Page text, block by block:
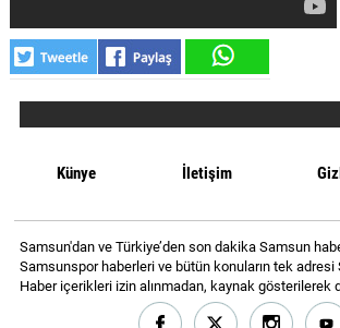
YAZARLAR
BİZE
Künye
İletişim
Gizlilik
Politikası
Künye İletişim
Samsun'dan ve Türkiye’den son dakika Samsun
Samsunspor haberleri ve bütün konuların tek adresi
Haber içerikleri izin alınmadan, kaynak gösterilerek